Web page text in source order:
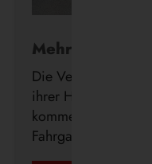
Mehr Komfort
Die Vestische
ihrer
kommenden